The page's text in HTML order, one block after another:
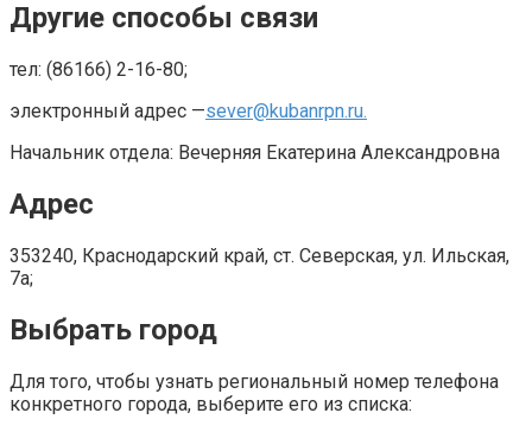
Другие способы связи
тел: (86166) 2-16-80;
электронный адрес —sever@kubanrpn.ru.
Начальник отдела: Вечерняя Екатерина Александровна
Адрес
353240, Краснодарский край, ст. Северская, ул. Ильская,
7а;
Выбрать город
Для того, чтобы узнать региональный номер телефона
конкретного города, выберите его из списка: